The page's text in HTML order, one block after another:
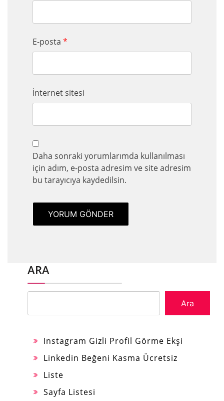
E-posta *
İnternet sitesi
Daha sonraki yorumlarımda kullanılması
için adım, e-posta adresim ve site adresim
bu tarayıcıya kaydedilsin.
ARA
Ara
Instagram Gizli Profil Görme Ekşi
Linkedin Beğeni Kasma Ücretsiz
Liste
Sayfa Listesi